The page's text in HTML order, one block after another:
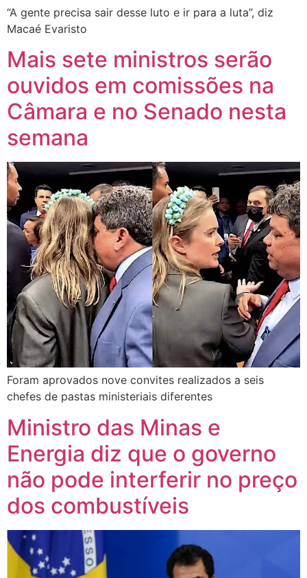
“A gente precisa sair desse luto e ir para a luta”, diz
Macaé Evaristo
Mais sete ministros serão
ouvidos em comissões na
Câmara e no Senado nesta
semana
Foram aprovados nove convites realizados a seis
chefes de pastas ministeriais diferentes
Ministro das Minas e
Energia diz que o governo
não pode interferir no preço
dos combustíveis